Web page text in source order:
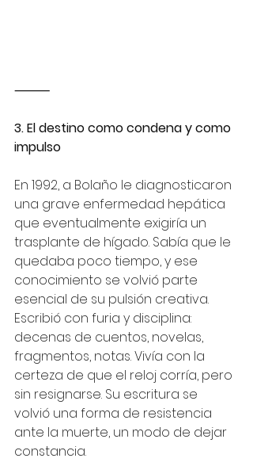
⸻
3. El destino como condena y como
impulso
En 1992, a Bolaño le diagnosticaron
una grave enfermedad hepática
que eventualmente exigiría un
trasplante de hígado. Sabía que le
quedaba poco tiempo, y ese
conocimiento se volvió parte
esencial de su pulsión creativa.
Escribió con furia y disciplina:
decenas de cuentos, novelas,
fragmentos, notas. Vivía con la
certeza de que el reloj corría, pero
sin resignarse. Su escritura se
volvió una forma de resistencia
ante la muerte, un modo de dejar
constancia.